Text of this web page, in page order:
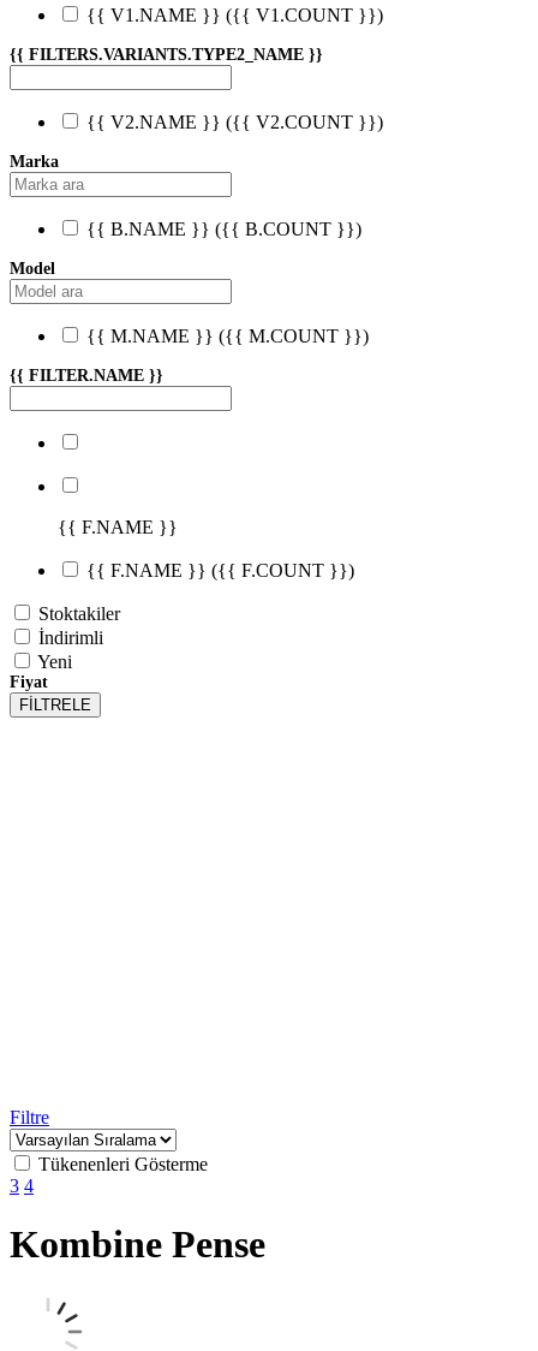
{{ V1.NAME }} ({{ V1.COUNT }})
{{ FILTERS.VARIANTS.TYPE2_NAME }}
{{ V2.NAME }} ({{ V2.COUNT }})
Marka
{{ B.NAME }} ({{ B.COUNT }})
Model
{{ M.NAME }} ({{ M.COUNT }})
{{ FILTER.NAME }}
{{ F.NAME }}
{{ F.NAME }} ({{ F.COUNT }})
Stoktakiler
İndirimli
Yeni
Fiyat
FİLTRELE
Filtre
Tükenenleri Gösterme
3 4
Kombine Pense